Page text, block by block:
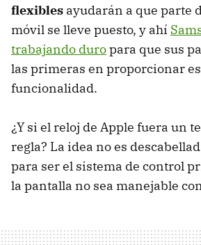
flexibles ayudarán a que parte
móvil se lleve puesto, y ahí
trabajando duropara que sus
las primeras en proporcionar
funcionalidad.
¿Y si el reloj de Apple fuera un
regla? La idea no es
para ser el sistema de control
la pantalla no sea manejable